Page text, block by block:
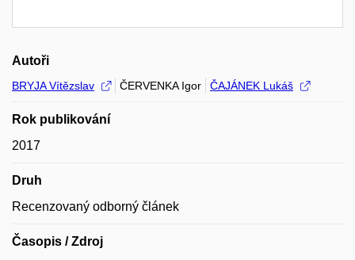
Autoři
BRYJA Vítězslav ČERVENKA Igor ČAJÁNEK Lukáš
Rok publikování
2017
Druh
Recenzovaný odborný článek
Časopis / Zdroj